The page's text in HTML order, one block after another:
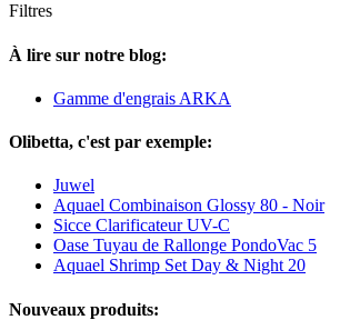
Filtres
À lire sur notre blog:
Gamme d'engrais ARKA
Olibetta, c'est par exemple:
Juwel
Aquael Combinaison Glossy 80 - Noir
Sicce Clarificateur UV-C
Oase Tuyau de Rallonge PondoVac 5
Aquael Shrimp Set Day & Night 20
Nouveaux produits: